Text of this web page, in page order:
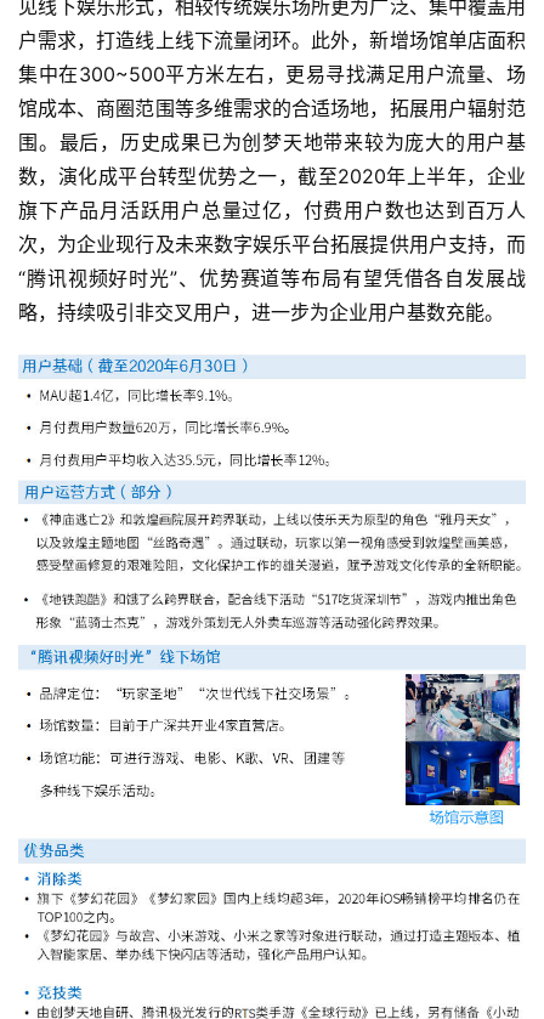
见线下娱乐形式，相较传统娱乐场所更为广泛、集中覆盖用
户需求，打造线上线下流量闭环。此外，新增场馆单店面积
集中在300~500平方米左右，更易寻找满足用户流量、场
馆成本、商圈范围等多维需求的合适场地，拓展用户辐射范
围。最后，历史成果已为创梦天地带来较为庞大的用户基
数，演化成平台转型优势之一，截至2020年上半年，企业
旗下产品月活跃用户总量过亿，付费用户数也达到百万人
次，为企业现行及未来数字娱乐平台拓展提供用户支持，而
“腾讯视频好时光”、优势赛道等布局有望凭借各自发展战
略，持续吸引非交叉用户，进一步为企业用户基数充能。